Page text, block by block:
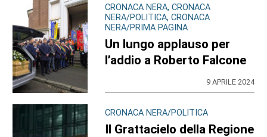
CRONACA NERA, CRONACA
NERA/POLITICA, CRONACA
NERA/PRIMA PAGINA
Un lungo applauso per
l’addio a Roberto Falcone
9 APRILE 2024
CRONACA NERA/POLITICA
Il Grattacielo della Regione